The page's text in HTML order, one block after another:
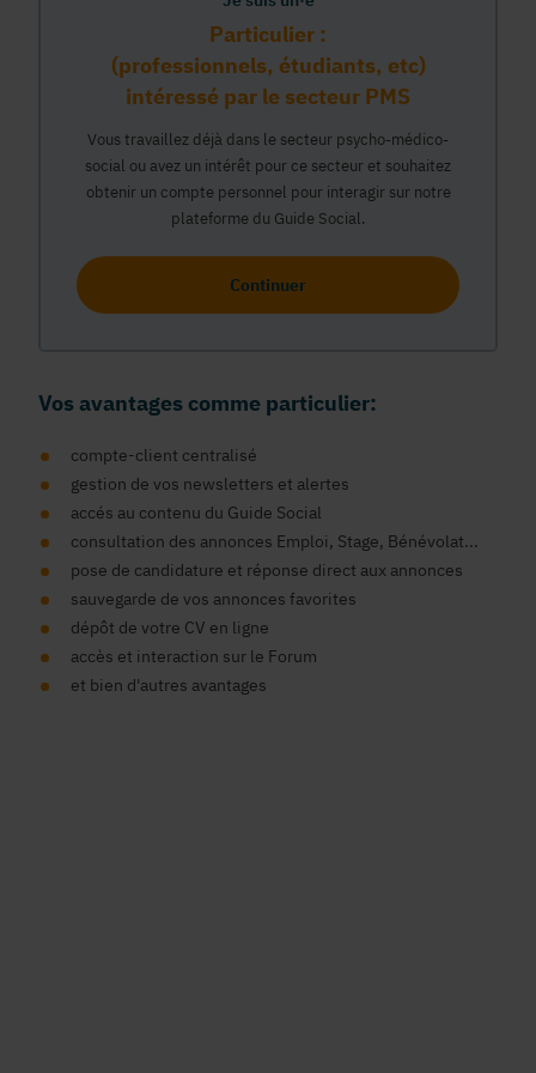
Particulier :
(professionnels, étudiants, etc)
intéressé par le secteur PMS
Vous travaillez déjà dans le secteur psycho-médico-
social ou avez un intérêt pour ce secteur et souhaitez
obtenir un compte personnel pour interagir sur notre
plateforme du Guide Social.
Continuer
Vos avantages comme particulier:
compte-client centralisé
gestion de vos newsletters et alertes
accés au contenu du Guide Social
consultation des annonces Emploi, Stage, Bénévolat...
pose de candidature et réponse direct aux annonces
sauvegarde de vos annonces favorites
dépôt de votre CV en ligne
accès et interaction sur le Forum
et bien d'autres avantages